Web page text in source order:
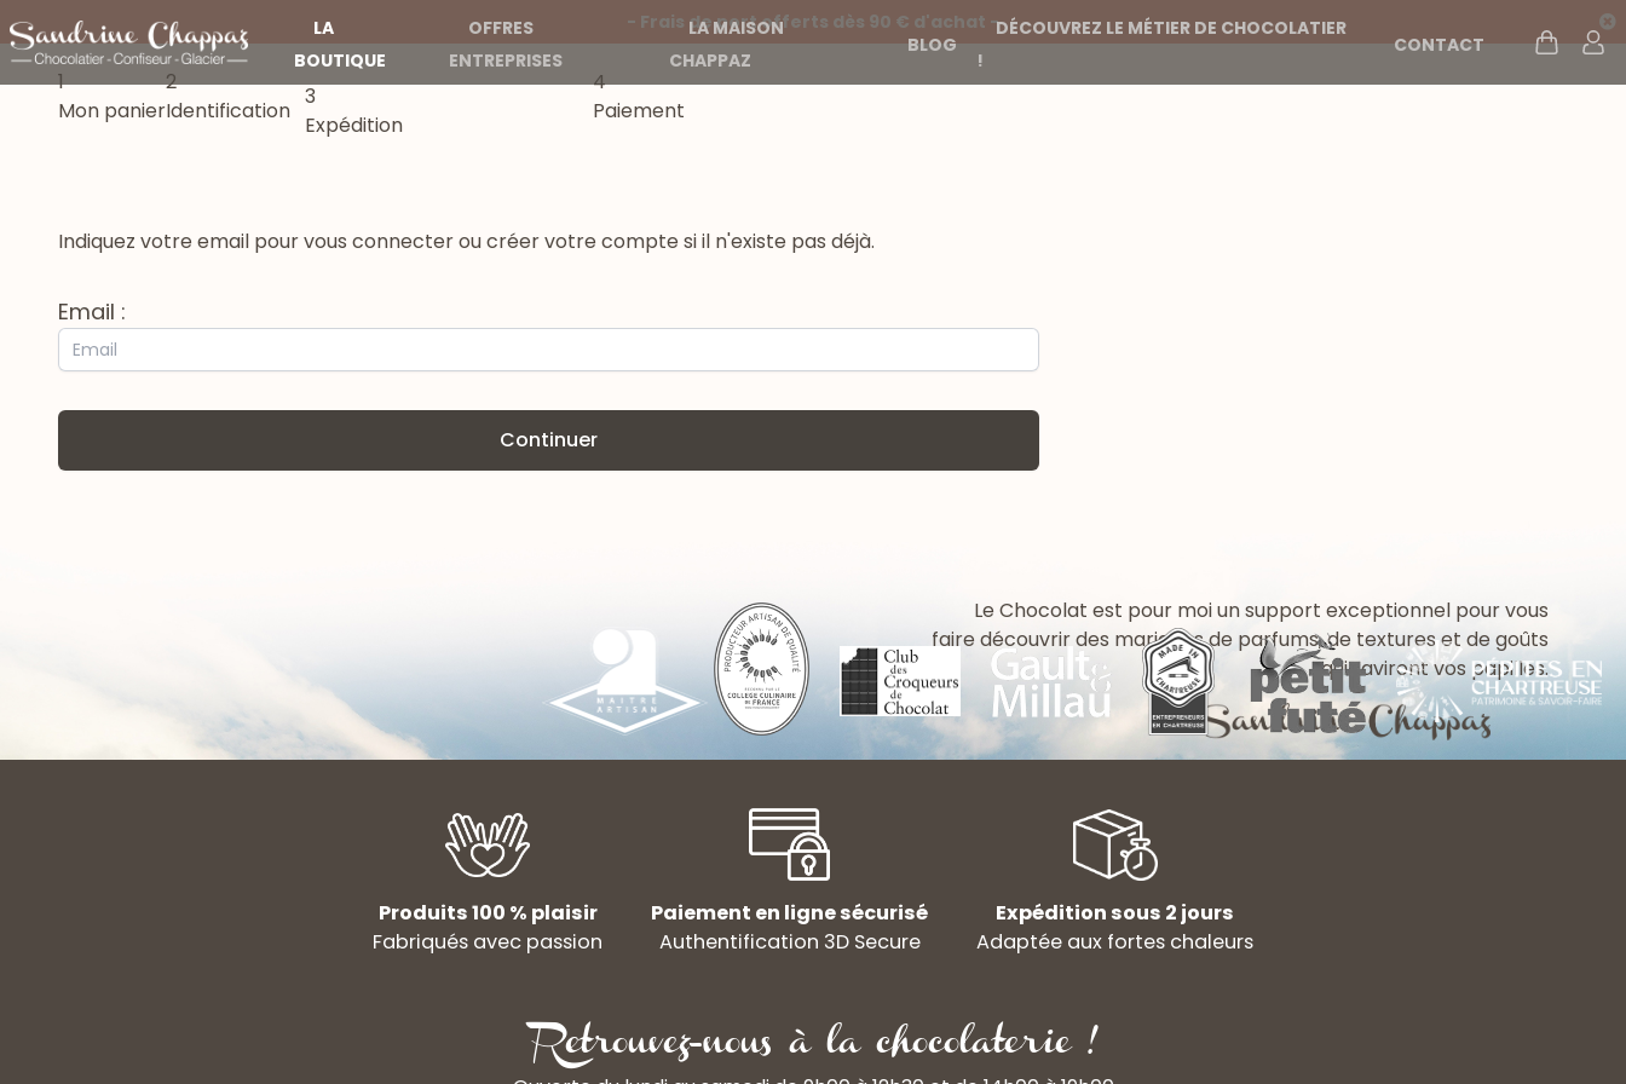
LA
BOUTIQUE
OFFRES
ENTREPRISES
LA MAISON
CHAPPAZ
BLOG
DÉCOUVREZ LE MÉTIER DE CHOCOLATIER
!
CONTACT
- Frais de port offerts dès 90 € d'achat -
1
Mon panier
2
Identification
3
Expédition
4
Paiement
Indiquez votre email pour vous connecter ou créer votre compte si il n'existe pas déjà.
Email :
Le Chocolat est pour moi un support exceptionnel pour vous
faire découvrir des mariages de parfums, de textures et de goûts
qui raviront vos papilles.
Produits 100 % plaisir Paiement en ligne sécurisé
Expédition sous 2 jours
Fabriqués avec passion
Authentification 3D Secure Adaptée aux fortes chaleurs
Retrouvez-nous à la chocolaterie !